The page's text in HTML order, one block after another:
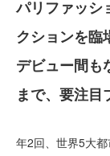
パリファッシ
クションを臨
デビュー間も
まで、要注目
年2回、世界5大